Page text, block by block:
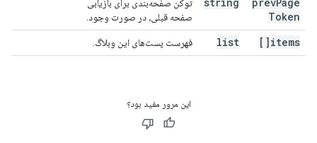
Token
توکن صفحه‌بندی برای بازیابی
صفحه قبلی، در صورت وجود.
items[]
list فهرست پست‌های این وبلاگ.
این مرور مفید بود؟